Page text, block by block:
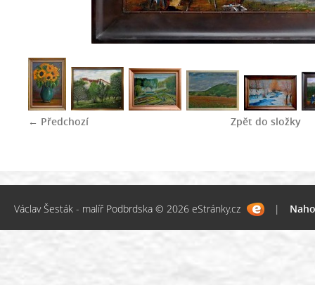
← Předchozí Zpět do složky
Václav Šesták - malíř Podbrdska © 2026 eStránky.cz |